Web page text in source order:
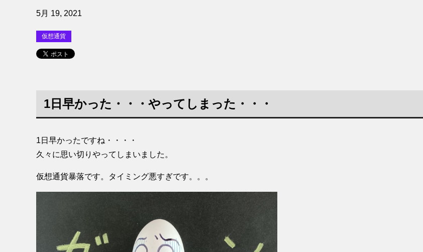
5月 19, 2021
仮想通貨
1日早かった・・・やってしまった・・・
1日早かったですね・・・・
久々に思い切りやってしまいました。
仮想通貨暴落です。タイミング悪すぎです。。。